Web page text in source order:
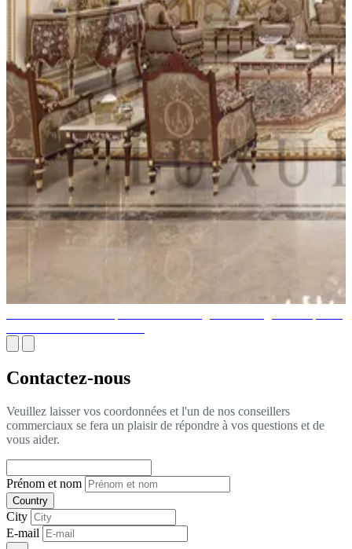
Contactez-nous
Veuillez laisser vos coordonnées et l'un de nos conseillers
commerciaux se fera un plaisir de répondre à vos questions et de
vous aider.
Prénom et nom
Country
City
E-mail